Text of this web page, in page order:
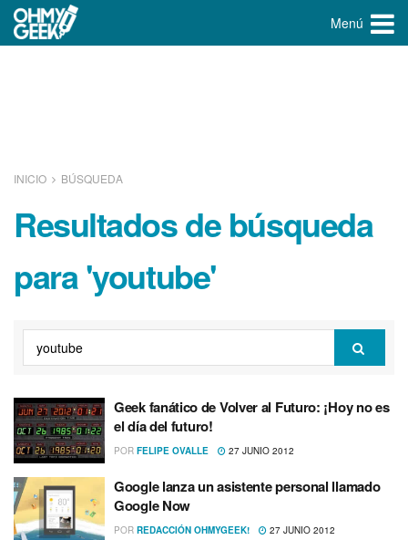
Menú
INICIO BÚSQUEDA
Resultados de búsqueda
para 'youtube'
Geek fanático de Volver al Futuro: ¡Hoy no es
el dí­a del futuro!
POR FELIPE OVALLE 27 JUNIO 2012
Google lanza un asistente personal llamado
Google Now
POR REDACCIÓN OHMYGEEK! 27 JUNIO 2012